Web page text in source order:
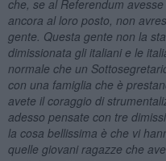
che, se al Referendum
ancora al loro posto, non
gente. Questa gente non la
dimissionata gli italiani e le
normale che un
con una famiglia che è
avete il coraggio di
adesso pensate con tre
la cosa bellissima è che vi
quelle giovani ragazze che